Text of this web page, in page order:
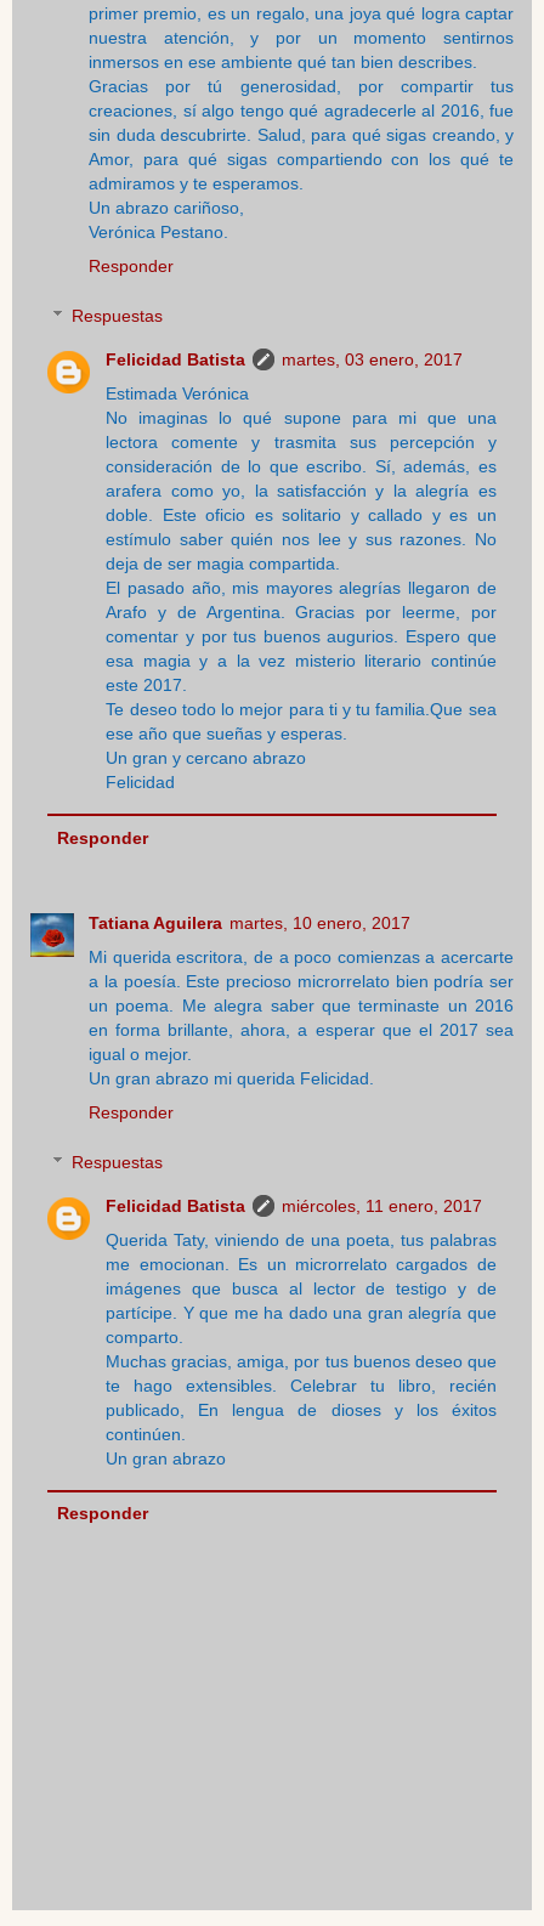
primer premio, es un regalo, una joya qué logra captar
nuestra atención, y por un momento sentirnos
inmersos en ese ambiente qué tan bien describes.
Gracias por tú generosidad, por compartir tus
creaciones, sí algo tengo qué agradecerle al 2016, fue
sin duda descubrirte. Salud, para qué sigas creando, y
Amor, para qué sigas compartiendo con los qué te
admiramos y te esperamos.
Un abrazo cariñoso,
Verónica Pestano.
Responder
Respuestas
Felicidad Batista
martes, 03 enero, 2017
Estimada Verónica
No imaginas lo qué supone para mi que una
lectora comente y trasmita sus percepción y
consideración de lo que escribo. Sí, además, es
arafera como yo, la satisfacción y la alegría es
doble. Este oficio es solitario y callado y es un
estímulo saber quién nos lee y sus razones. No
deja de ser magia compartida.
El pasado año, mis mayores alegrías llegaron de
Arafo y de Argentina. Gracias por leerme, por
comentar y por tus buenos augurios. Espero que
esa magia y a la vez misterio literario continúe
este 2017.
Te deseo todo lo mejor para ti y tu familia.Que sea
ese año que sueñas y esperas.
Un gran y cercano abrazo
Felicidad
Responder
Tatiana Aguilera martes, 10 enero, 2017
Mi querida escritora, de a poco comienzas a acercarte
a la poesía. Este precioso microrrelato bien podría ser
un poema. Me alegra saber que terminaste un 2016
en forma brillante, ahora, a esperar que el 2017 sea
igual o mejor.
Un gran abrazo mi querida Felicidad.
Responder
Respuestas
Felicidad Batista
miércoles, 11 enero, 2017
Querida Taty, viniendo de una poeta, tus palabras
me emocionan. Es un microrrelato cargados de
imágenes que busca al lector de testigo y de
partícipe. Y que me ha dado una gran alegría que
comparto.
Muchas gracias, amiga, por tus buenos deseo que
te hago extensibles. Celebrar tu libro, recién
publicado, En lengua de dioses y los éxitos
continúen.
Un gran abrazo
Responder